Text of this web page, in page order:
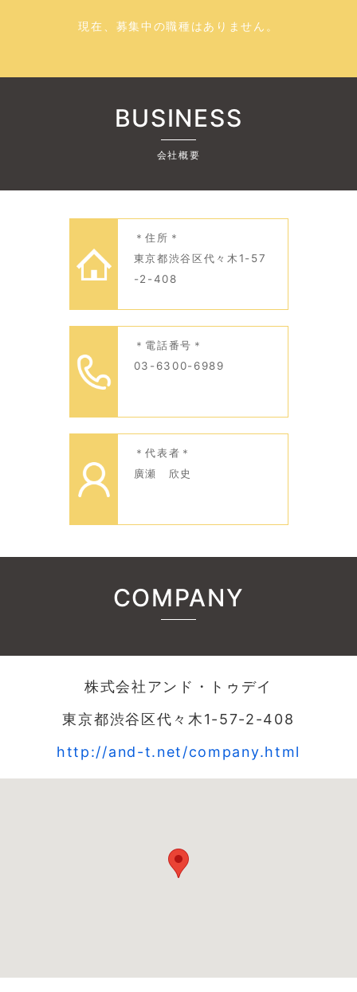
現在、募集中の職種はありません。
BUSINESS
会社概要
＊住所＊
東京都渋谷区代々木1-57
-2-408
＊電話番号＊
03-6300-6989
＊代表者＊
廣瀬 欣史
COMPANY
株式会社アンド・トゥデイ
東京都渋谷区代々木1-57-2-408
http://and-t.net/company.html